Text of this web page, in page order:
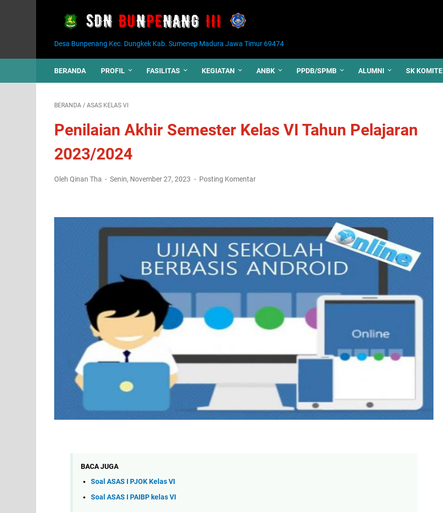
Desa Bunpenang Kec. Dungkek Kab. Sumenep Madura Jawa Timur 69474
BERANDA PROFIL FASILITAS KEGIATAN ANBK PPDB/SPMB ALUMNI SK KOMITE
BERANDA / ASAS KELAS VI
Penilaian Akhir Semester Kelas VI Tahun Pelajaran
2023/2024
Oleh Qinan Tha Senin, November 27, 2023 Posting Komentar
BACA JUGA
Soal ASAS I PJOK Kelas VI
Soal ASAS I PAIBP kelas VI